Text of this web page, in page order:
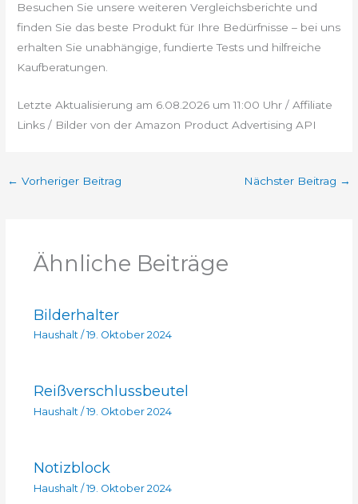
Besuchen Sie unsere weiteren Vergleichsberichte und
finden Sie das beste Produkt für Ihre Bedürfnisse – bei uns
erhalten Sie unabhängige, fundierte Tests und hilfreiche
Kaufberatungen.
Letzte Aktualisierung am 6.08.2026 um 11:00 Uhr / Affiliate
Links / Bilder von der Amazon Product Advertising API
← Vorheriger Beitrag Nächster Beitrag →
Ähnliche Beiträge
Bilderhalter
Haushalt / 19. Oktober 2024
Reißverschlussbeutel
Haushalt /19. Oktober 2024
Notizblock
Haushalt /19. Oktober 2024